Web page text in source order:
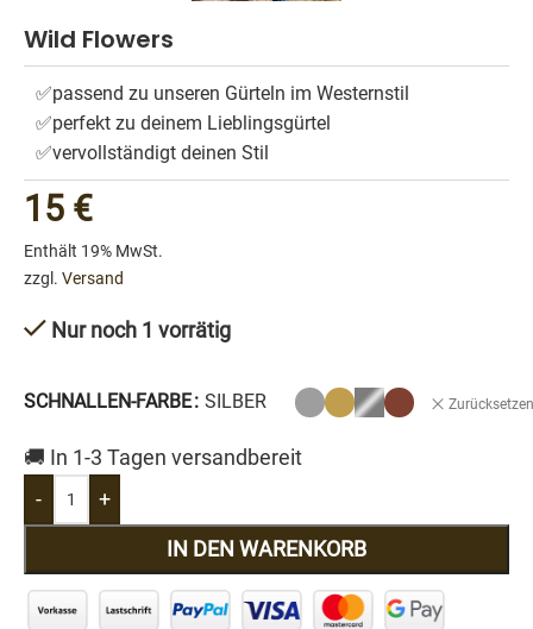
Wild Flowers
✅passend zu unseren Gürteln im Westernstil
✅perfekt zu deinem Lieblingsgürtel
✅vervollständigt deinen Stil
15 €
Enthält 19% MwSt.
zzgl. Versand
Nur noch 1 vorrätig
SCHNALLEN-FARBE SILBER Zurücksetzen
🚚 In 1-3 Tagen versandbereit
-
+
IN DEN WARENKORB